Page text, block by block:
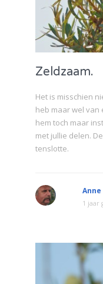
Zeldzaam.
Het is misschien
heb maar wel
hem toch maar
met jullie delen.
tenslotte.
1 jaar